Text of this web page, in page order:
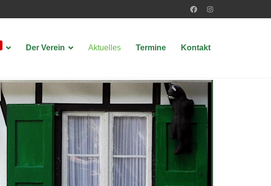
Der Verein Aktuelles Termine Kontakt